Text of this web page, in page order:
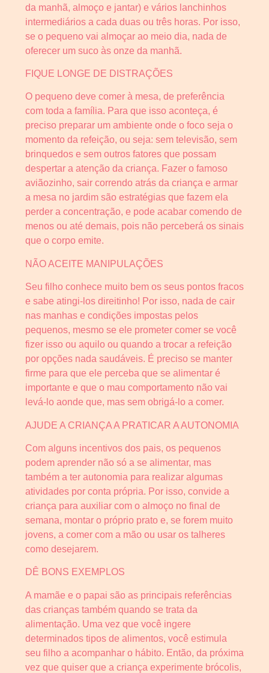
da manhã, almoço e jantar) e vários lanchinhos
intermediários a cada duas ou três horas. Por isso,
se o pequeno vai almoçar ao meio dia, nada de
oferecer um suco às onze da manhã.
FIQUE LONGE DE DISTRAÇÕES
O pequeno deve comer à mesa, de preferência
com toda a família. Para que isso aconteça, é
preciso preparar um ambiente onde o foco seja o
momento da refeição, ou seja: sem televisão, sem
brinquedos e sem outros fatores que possam
despertar a atenção da criança. Fazer o famoso
aviãozinho, sair correndo atrás da criança e armar
a mesa no jardim são estratégias que fazem ela
perder a concentração, e pode acabar comendo de
menos ou até demais, pois não perceberá os sinais
que o corpo emite.
NÃO ACEITE MANIPULAÇÕES
Seu filho conhece muito bem os seus pontos fracos
e sabe atingi-los direitinho! Por isso, nada de cair
nas manhas e condições impostas pelos
pequenos, mesmo se ele prometer comer se você
fizer isso ou aquilo ou quando a trocar a refeição
por opções nada saudáveis. É preciso se manter
firme para que ele perceba que se alimentar é
importante e que o mau comportamento não vai
levá-lo aonde que, mas sem obrigá-lo a comer.
AJUDE A CRIANÇA A PRATICAR A AUTONOMIA
Com alguns incentivos dos pais, os pequenos
podem aprender não só a se alimentar, mas
também a ter autonomia para realizar algumas
atividades por conta própria. Por isso, convide a
criança para auxiliar com o almoço no final de
semana, montar o próprio prato e, se forem muito
jovens, a comer com a mão ou usar os talheres
como desejarem.
DÊ BONS EXEMPLOS
A mamãe e o papai são as principais referências
das crianças também quando se trata da
alimentação. Uma vez que você ingere
determinados tipos de alimentos, você estimula
seu filho a acompanhar o hábito. Então, da próxima
vez que quiser que a criança experimente brócolis,